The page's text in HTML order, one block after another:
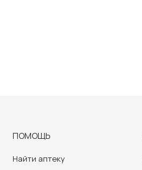
ПОМОЩЬ
Найти аптеку